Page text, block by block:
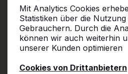
Mit Analytics Cookies
Statistiken über die
Gebrauchern. Durch die
können wir auch weiterhin
unserer Kunden optimieren
Cookies von Drittanbietern